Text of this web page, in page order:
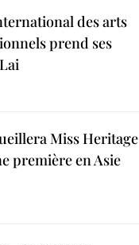
des arts
prend ses
Miss Heritage
première en Asie